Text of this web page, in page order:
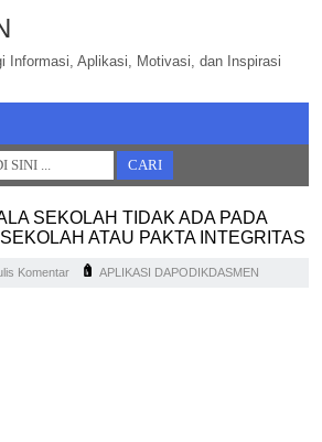
Informasi, Aplikasi, Motivasi, dan Inspirasi
SEKOLAH TIDAK ADA PADA
ATAU PAKTA INTEGRITAS
Komentar APLIKASI DAPODIKDASMEN